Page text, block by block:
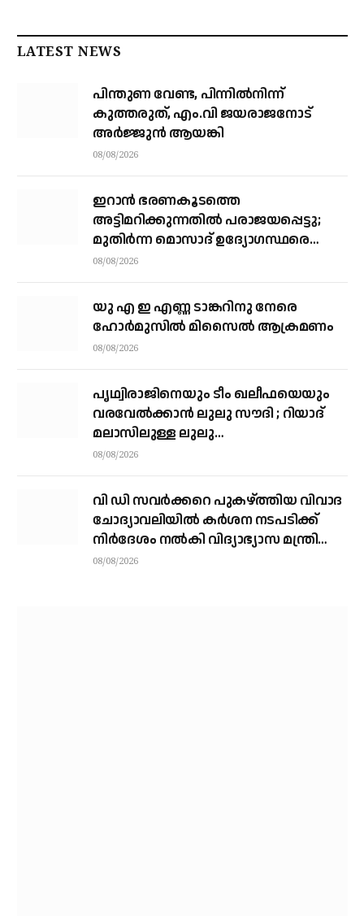
LATEST NEWS
പിന്തുണ വേണ്ട, പിന്നിൽനിന്ന്
കുത്തരുത്, എം.വി ജയരാജനോട്
അർജ്ജുൻ ആയങ്കി
08/08/2026
ഇറാന്‍ ഭരണകൂടത്തെ
അട്ടിമറിക്കുന്നതില്‍ പരാജയപ്പെട്ടു;
മുതിര്‍ന്ന മൊസാദ് ഉദ്യോഗസ്ഥരെ
പിരിച്ചുവിട്ടു
08/08/2026
യു എ ഇ എണ്ണ ടാങ്കറിനു നേരെ
ഹോര്‍മുസില്‍ മിസൈല്‍ ആക്രമണം
08/08/2026
പൃഥ്വിരാജിനെയും ടീം ഖലീഫയെയും
വരവേല്‍ക്കാന്‍ ലുലു സൗദി ; റിയാദ്
മലാസിലുള്ള ലുലു
ഹൈപ്പര്‍മാര്‍ക്കറ്റിലാണ് സംഘം
08/08/2026
വി ഡി സവര്‍ക്കറെ പുകഴ്ത്തിയ വിവാദ
ചോദ്യാവലിയില്‍ കര്‍ശന നടപടിക്ക്
നിര്‍ദേശം നല്‍കി വിദ്യാഭ്യാസ മന്ത്രി
എന്‍ ഷംസുദ്ദീന്‍
08/08/2026